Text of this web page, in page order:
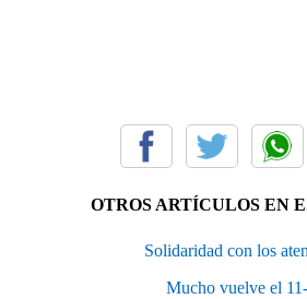
OTROS ARTÍCULOS EN
Solidaridad con los
Mucho vuelve el